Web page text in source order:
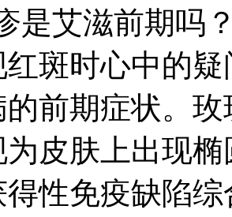
是艾滋前期吗
红斑时心中的
的前期症状。
皮肤上出现
性免疫缺陷